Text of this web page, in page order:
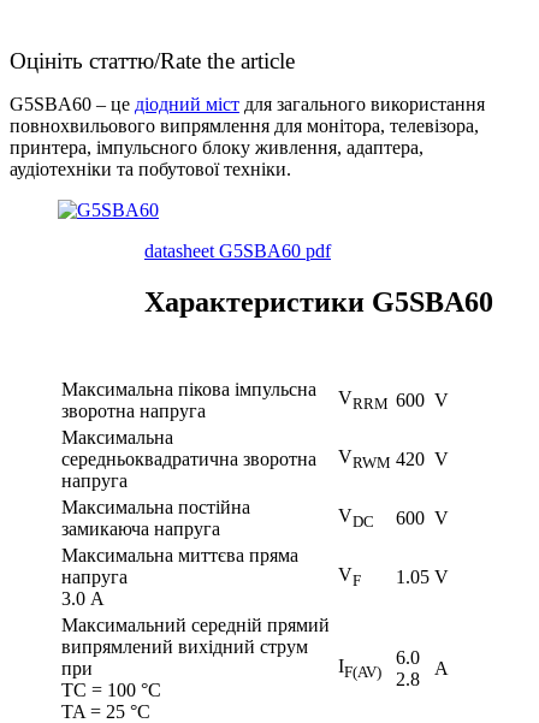
Оцініть статтю/Rate the article
G5SBA60 – це діодний міст для загального використання
повнохвильового випрямлення для монітора, телевізора,
принтера, імпульсного блоку живлення, адаптера,
аудіотехніки та побутової техніки.
datasheet G5SBA60 pdf
Характеристики G5SBA60
Максимальна пікова імпульсна
зворотна напруга
VRRM 600 V
Максимальна
середньоквадратична зворотна
напруга
VRWM 420 V
Максимальна постійна
замикаюча напруга
VDC 600 V
Максимальна миттєва пряма
напруга
3.0 A
VF 1.05 V
Максимальний середній прямий
випрямлений вихідний струм
при
TC = 100 °C
TA = 25 °C
IF(AV)
6.0
2.8
A